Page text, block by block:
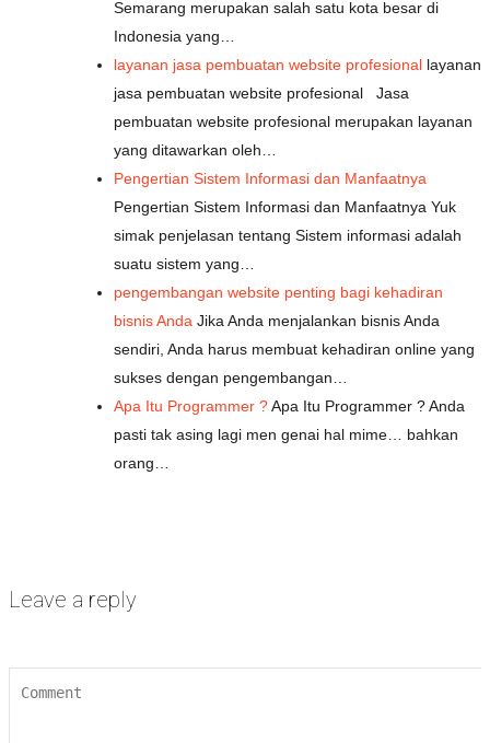
Semarang merupakan salah satu kota besar di
Indonesia yang…
layanan jasa pembuatan website profesional layanan
jasa pembuatan website profesional Jasa
pembuatan website profesional merupakan layanan
yang ditawarkan oleh…
Pengertian Sistem Informasi dan Manfaatnya
Pengertian Sistem Informasi dan Manfaatnya Yuk
simak penjelasan tentang Sistem informasi adalah
suatu sistem yang…
pengembangan website penting bagi kehadiran
bisnis Anda Jika Anda menjalankan bisnis Anda
sendiri, Anda harus membuat kehadiran online yang
sukses dengan pengembangan…
Apa Itu Programmer ?Apa Itu Programmer ? Anda
pasti tak asing lagi men genai hal mime… bahkan
orang…
Leave a reply